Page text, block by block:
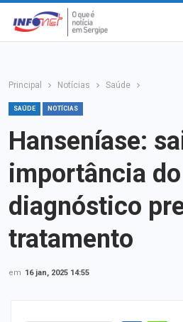
Principal Notícias Saúde
SAÚDE NOTÍCIAS
Hanseníase:
importância do
diagnóstico
tratamento
em 16 jan, 2025 14:55